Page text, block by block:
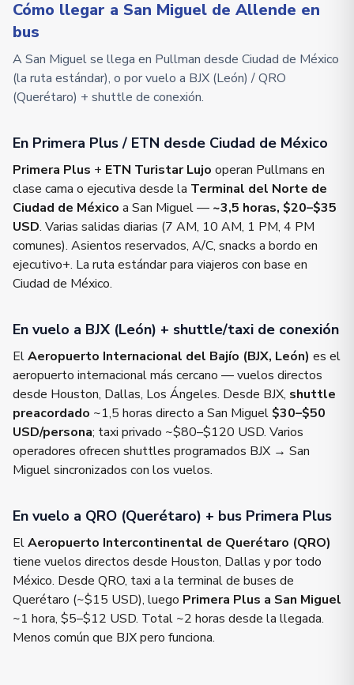
Cómo llegar a San Miguel de Allende en
bus
A San Miguel se llega en Pullman desde Ciudad de México
(la ruta estándar), o por vuelo a BJX (León) / QRO
(Querétaro) + shuttle de conexión.
En Primera Plus / ETN desde Ciudad de México
Primera Plus + ETN Turistar Lujo operan Pullmans en
clase cama o ejecutiva desde la Terminal del Norte de
Ciudad de México a San Miguel — ~3,5 horas, $20–$35
USD. Varias salidas diarias (7 AM, 10 AM, 1 PM, 4 PM
comunes). Asientos reservados, A/C, snacks a bordo en
ejecutivo+. La ruta estándar para viajeros con base en
Ciudad de México.
En vuelo a BJX (León) + shuttle/taxi de conexión
ElAeropuerto Internacional del Bajío (BJX, León) es el
aeropuerto internacional más cercano — vuelos directos
desde Houston, Dallas, Los Ángeles. Desde BJX, shuttle
preacordado ~1,5 horas directo a San Miguel $30–$50
USD/persona; taxi privado ~$80–$120 USD. Varios
operadores ofrecen shuttles programados BJX → San
Miguel sincronizados con los vuelos.
En vuelo a QRO (Querétaro) + bus Primera Plus
ElAeropuerto Intercontinental de Querétaro (QRO)
tiene vuelos directos desde Houston, Dallas y por todo
México. Desde QRO, taxi a la terminal de buses de
Querétaro (~$15 USD), luego Primera Plus a San Miguel
~1 hora, $5–$12 USD. Total ~2 horas desde la llegada.
Menos común que BJX pero funciona.